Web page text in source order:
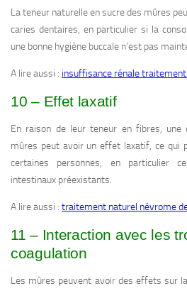
La teneur naturelle en sucre des mûres
caries dentaires, en particulier si la
une bonne hygiène buccale n’est pas
A lire aussi : insuffisance rénale
10 – Effet laxatif
En raison de leur teneur en fibres, une
mûres peut avoir un effet laxatif, ce qui
certaines personnes, en particulier
intestinaux préexistants.
A lire aussi : traitement naturel névrome
11 – Interaction avec les
coagulation
Les mûres peuvent avoir des effets sur